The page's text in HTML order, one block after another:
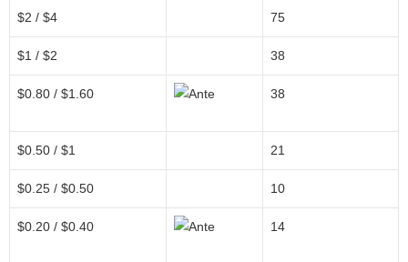
$2 / $4 75
$1 / $2 38
$0.80 / $1.60 38
$0.50 / $1 21
$0.25 / $0.50 10
$0.20 / $0.40 14